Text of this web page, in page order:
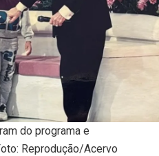
do programa e
Reprodução/Acervo